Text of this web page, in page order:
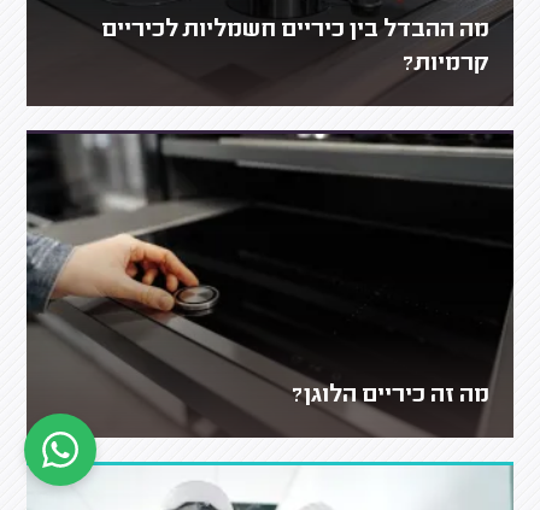
מה ההבדל בין כיריים חשמליות לכיריים
קרמיות?
מה זה כיריים הלוגן?